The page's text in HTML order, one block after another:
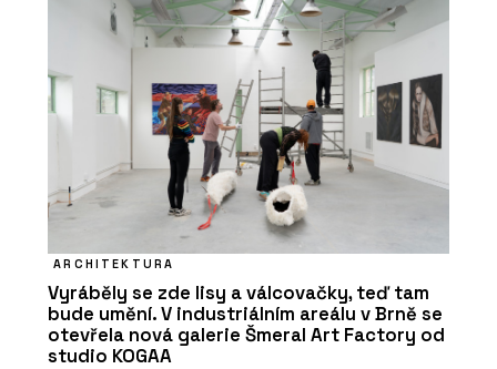
ARCHITEKTURA
Vyráběly se zde lisy a válcovačky, teď tam
bude umění. V industriálním areálu v Brně se
otevřela nová galerie Šmeral Art Factory od
studio KOGAA